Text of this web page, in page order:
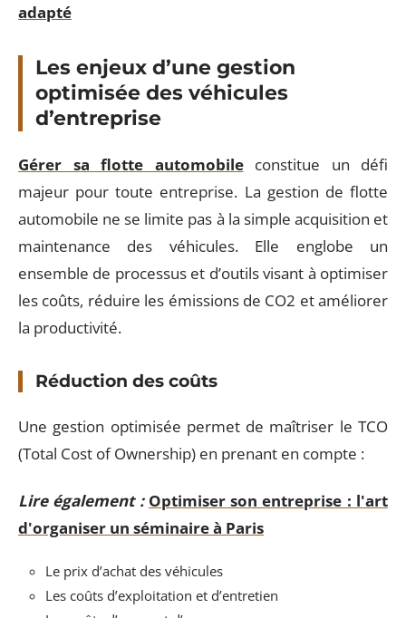
adapté
Les enjeux d’une gestion
optimisée des véhicules
d’entreprise
Gérer sa flotte automobileconstitue un défi
majeur pour toute entreprise. La gestion de flotte
automobile ne se limite pas à la simple acquisition et
maintenance des véhicules. Elle englobe un
ensemble de processus et d’outils visant à optimiser
les coûts, réduire les émissions de CO2 et améliorer
la productivité.
Réduction des coûts
Une gestion optimisée permet de maîtriser le TCO
(Total Cost of Ownership) en prenant en compte :
Lire également : Optimiser son entreprise : l'art
d'organiser un séminaire à Paris
Le prix d’achat des véhicules
Les coûts d’exploitation et d’entretien